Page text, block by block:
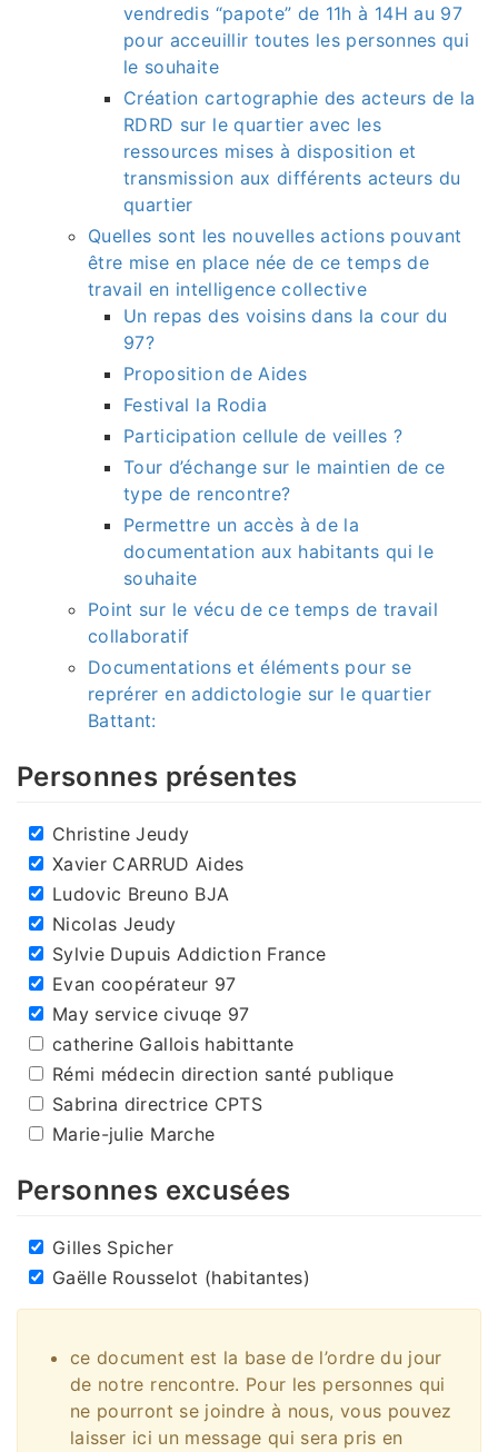
vendredis “papote” de 11h à 14H au 97
pour acceuillir toutes les personnes qui
le souhaite
Création cartographie des acteurs de la
RDRD sur le quartier avec les
ressources mises à disposition et
transmission aux différents acteurs du
quartier
Quelles sont les nouvelles actions pouvant
être mise en place née de ce temps de
travail en intelligence collective
Un repas des voisins dans la cour du
97?
Proposition de Aides
Festival la Rodia
Participation cellule de veilles ?
Tour d’échange sur le maintien de ce
type de rencontre?
Permettre un accès à de la
documentation aux habitants qui le
souhaite
Point sur le vécu de ce temps de travail
collaboratif
Documentations et éléments pour se
reprérer en addictologie sur le quartier
Battant:
Personnes présentes
Christine Jeudy
Xavier CARRUD Aides
Ludovic Breuno BJA
Nicolas Jeudy
Sylvie Dupuis Addiction France
Evan coopérateur 97
May service civuqe 97
catherine Gallois habittante
Rémi médecin direction santé publique
Sabrina directrice CPTS
Marie-julie Marche
Personnes excusées
Gilles Spicher
Gaëlle Rousselot (habitantes)
ce document est la base de l’ordre du jour
de notre rencontre. Pour les personnes qui
ne pourront se joindre à nous, vous pouvez
laisser ici un message qui sera pris en